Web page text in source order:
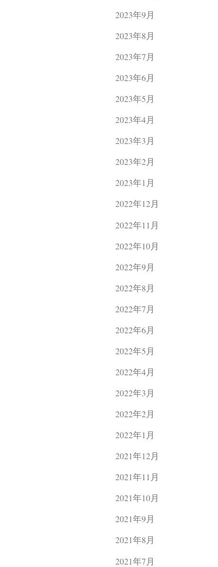
2023年9月
2023年8月
2023年7月
2023年6月
2023年5月
2023年4月
2023年3月
2023年2月
2023年1月
2022年12月
2022年11月
2022年10月
2022年9月
2022年8月
2022年7月
2022年6月
2022年5月
2022年4月
2022年3月
2022年2月
2022年1月
2021年12月
2021年11月
2021年10月
2021年9月
2021年8月
2021年7月